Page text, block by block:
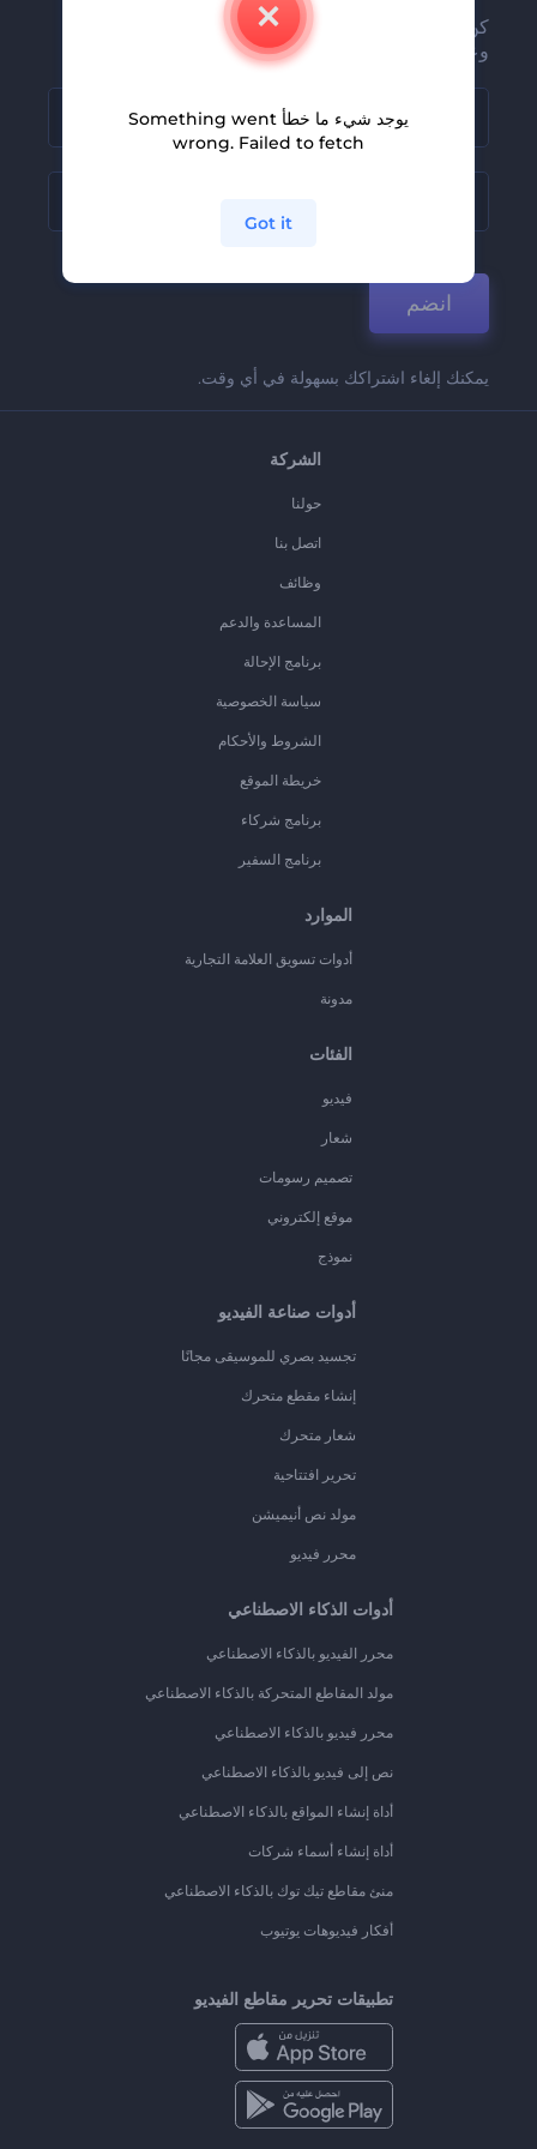
كن من بين أوائل من يستلمون أحدث أخبارنا
وعروضنا
انضم
يمكنك إلغاء اشتراكك بسهولة في أي وقت.
الشركة
حولنا
اتصل بنا
وظائف
المساعدة والدعم
برنامج الإحالة
سياسة الخصوصية
الشروط والأحكام
خريطة الموقع
برنامج شركاء
برنامج السفير
الموارد
أدوات تسويق العلامة التجارية
مدونة
الفئات
فيديو
شعار
تصميم رسومات
موقع إلكتروني
نموذج
أدوات صناعة الفيديو
تجسيد بصري للموسيقى مجانًا
إنشاء مقطع متحرك
شعار متحرك
تحرير افتتاحية
مولد نص أنيميشن
محرر فيديو
أدوات الذكاء الاصطناعي
محرر الفيديو بالذكاء الاصطناعي
مولد المقاطع المتحركة بالذكاء الاصطناعي
محرر فيديو بالذكاء الاصطناعي
نص إلى فيديو بالذكاء الاصطناعي
أداة إنشاء المواقع بالذكاء الاصطناعي
أداة إنشاء أسماء شركات
منئ مقاطع تيك توك بالذكاء الاصطناعي
أفكار فيديوهات يوتيوب
تطبيقات تحرير مقاطع الفيديو
يوجد شيء ما خطأ Something went
wrong. Failed to fetch
Got it